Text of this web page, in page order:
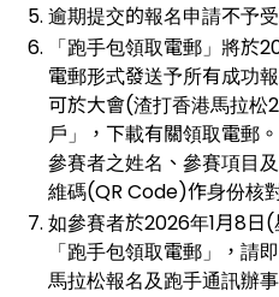
逾期提交的報名申請不予
「跑手包領取電郵」將於
電郵形式發送予所有成功
可於大會(渣打香港馬拉
戶」，下載有關領取電郵
參賽者之姓名、參賽項目
維碼(QR Code)作身份核
如參賽者於2026年1月8日
「跑手包領取電郵」，
馬拉松報名及跑手通訊辦